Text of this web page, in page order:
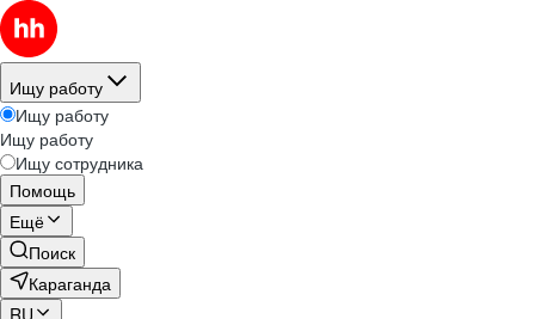
Ищу работу
Ищу работу
Ищу работу
Ищу сотрудника
Помощь
Ещё
Поиск
Караганда
RU